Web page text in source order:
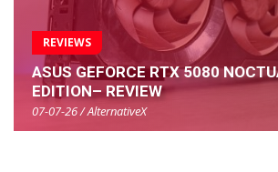
REVIEWS
ASUS GEFORCE RTX 5080
EDITION– REVIEW
07-07-26 / AlternativeX